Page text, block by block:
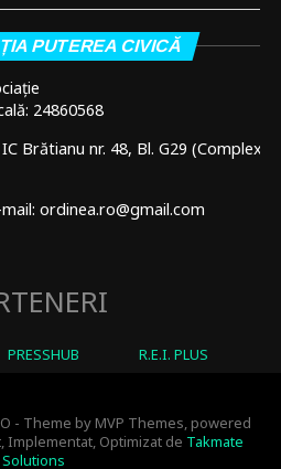
PUTEREA CIVICĂ
24860568
Brătianu nr. 48, Bl. G29 (Complex
mail: ordinea.ro@gmail.com
PRESSHUB R.E.I. PLUS
- Theme by MVP Themes, powered
Implementat, Optimizat de Takmate
Solutions